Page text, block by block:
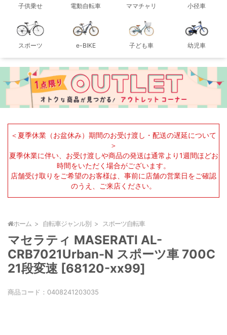
子供乗せ 電動自転車 ママチャリ 小径車
スポーツ e-BIKE 子ども車 幼児車
＜夏季休業（お盆休み）期間のお受け渡し・配送の遅延について
＞
夏季休業に伴い、お受け渡しや商品の発送は通常より1週間ほどお
時間をいただく場合がございます。
店舗受け取りをご希望のお客様は、事前に店舗の営業日をご確認
のうえ、ご来店ください。
ホーム 自転車ジャンル別 スポーツ自転車
マセラティ MASERATI AL-
CRB7021Urban-N スポーツ車 700C
21段変速 [68120-xx99]
商品コード： 0408241203035